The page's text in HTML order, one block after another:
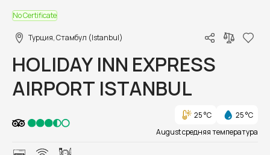
No Certificate
Турция, Стамбул (Istanbul)
HOLIDAY INN EXPRESS
AIRPORT ISTANBUL
25 °C
25 °C
August средняя температура